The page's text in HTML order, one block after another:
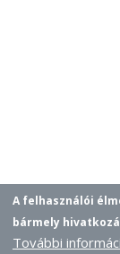
A felhasználói
bármely
További